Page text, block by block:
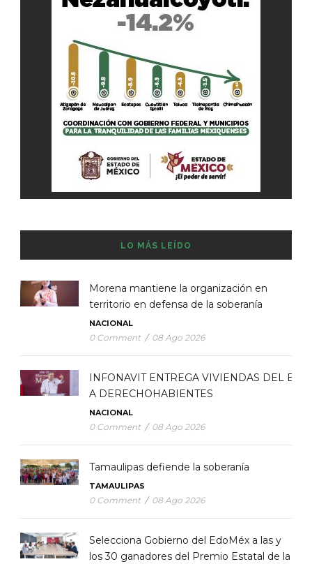
LO MÁS LEÍDO
Morena mantiene la organización en
territorio en defensa de la soberanía
NACIONAL
0 Comment / 08 Ago 2026
INFONAVIT ENTREGA VIVIENDAS DEL
A DERECHOHABIENTES
NACIONAL
0 Comment / 08 Ago 2026
Tamaulipas defiende la soberanía
TAMAULIPAS
0 Comment / 08 Ago 2026
Selecciona Gobierno del EdoMéx a las y
los 30 ganadores del Premio Estatal de la